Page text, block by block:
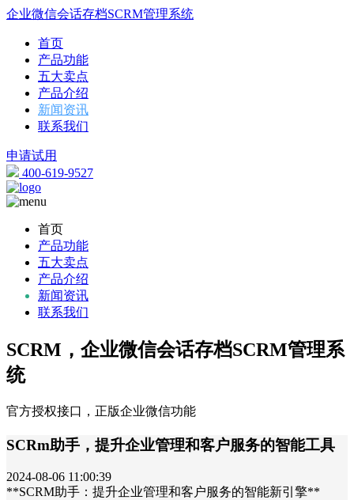
企业微信会话存档SCRM管理系统
首页
产品功能
五大卖点
产品介绍
新闻资讯
联系我们
申请试用
400-619-9527
首页
产品功能
五大卖点
产品介绍
新闻资讯
联系我们
SCRM，企业微信会话存档SCRM管理系
统
官方授权接口，正版企业微信功能
SCRm助手，提升企业管理和客户服务的智能工具
2024-08-06 11:00:39
**SCRM助手：提升企业管理和客户服务的智能新引擎**